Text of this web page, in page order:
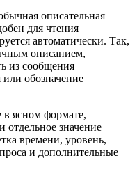
описательная
для чтения
автоматически. Так,
описанием,
из сообщения
обозначение
ясном формате,
значение
времени, уровень,
и дополнительные